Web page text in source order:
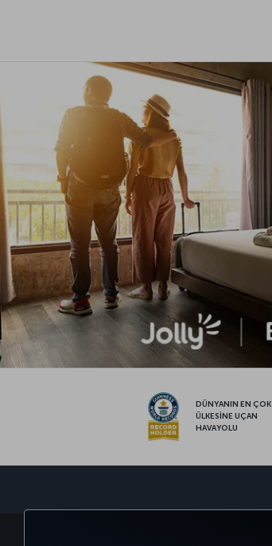
DÜNYANIN EN ÇOK
ÜLKESİNE UÇAN
HAVAYOLU